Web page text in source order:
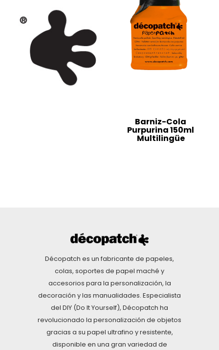
Barniz-Cola
Purpurina 150ml
Multilingüe
Décopatch es un fabricante de papeles,
colas, soportes de papel maché y
accesorios para la personalización, la
decoración y las manualidades. Especialista
del DIY (Do It Yourself), Décopatch ha
revolucionado la personalización de objetos
gracias a su papel ultrafino y resistente,
disponible en una gran variedad de